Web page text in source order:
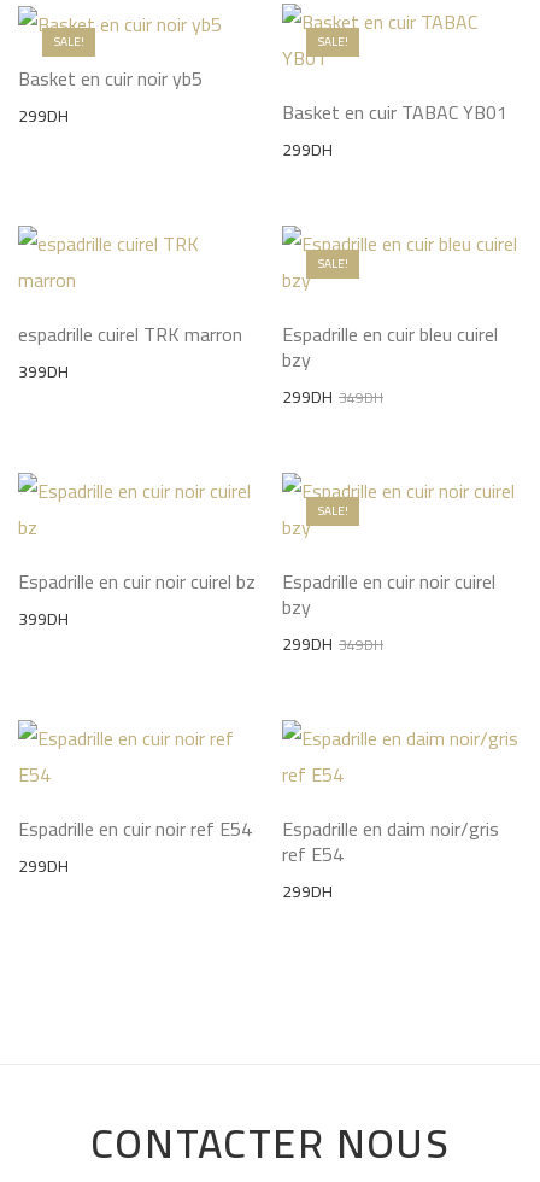
SALE!
Basket en cuir noir yb5
299DH
SALE!
Basket en cuir TABAC YB01
299DH
espadrille cuirel TRK marron
399DH
SALE!
Espadrille en cuir bleu cuirel
bzy
349DHOriginal
349DH.
299DH
Current
299DH.
Espadrille en cuir noir cuirel bz
399DH
SALE!
Espadrille en cuir noir cuirel
bzy
349DHOriginal
349DH.
299DH
Current
299DH.
Espadrille en cuir noir ref E54
299DH
Espadrille en daim noir/gris
ref E54
299DH
CONTACTER NOUS